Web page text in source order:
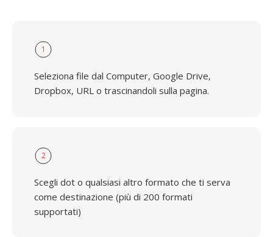
1
Seleziona file dal Computer, Google Drive,
Dropbox, URL o trascinandoli sulla pagina.
2
Scegli dot o qualsiasi altro formato che ti serva
come destinazione (più di 200 formati
supportati)